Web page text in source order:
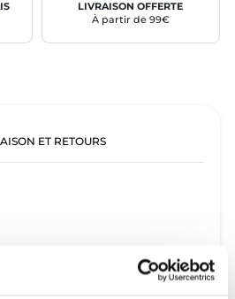
LIVRAISON OFFERTE
À partir de 99€
ET RETOURS